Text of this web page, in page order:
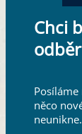
Chci
něco
neunikne.